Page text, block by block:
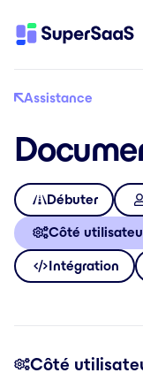
Assistance
Débuter
Côté
Intégration
Côté